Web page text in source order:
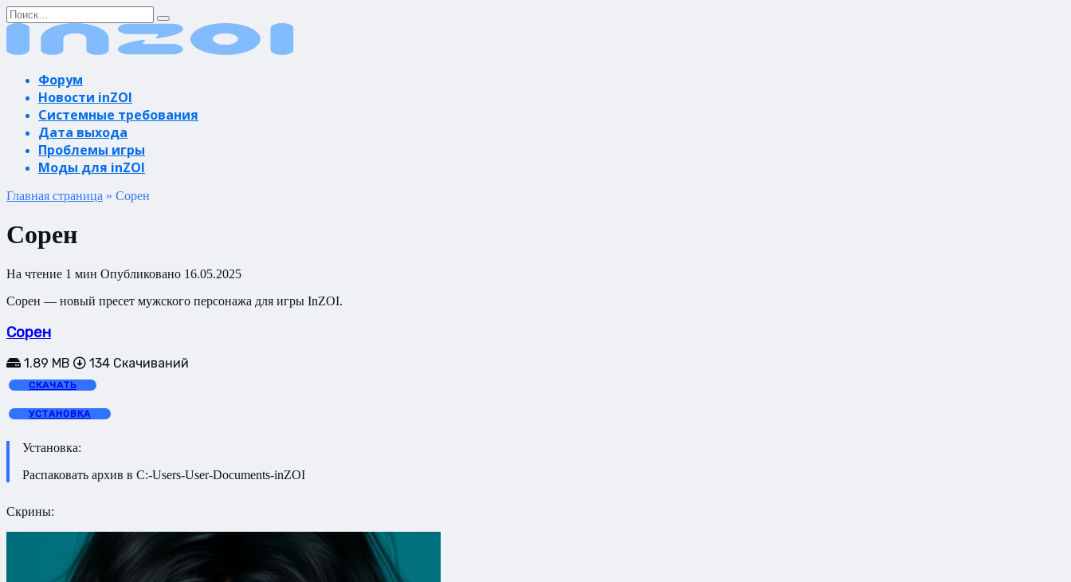
Перейти
к
содержанию
Search
for:
Форум
Новости inZOI
Системные требования
Дата выхода
Проблемы игры
Моды для inZOI
Главная страница » Сорен
Сорен
На чтение 1 мин Опубликовано 16.05.2025
Сорен — новый пресет мужского персонажа для игры InZOI.
Сорен
1.89 MB 134 Скачиваний
СКАЧАТЬ
УСТАНОВКА
Установка:
Распаковать архив в C:-Users-User-Documents-inZOI
Скрины: